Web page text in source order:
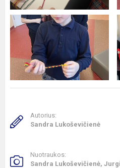
Autorius:
Sandra Lukoševičienė
Nuotraukos:
Sandra Lukoševičienė,